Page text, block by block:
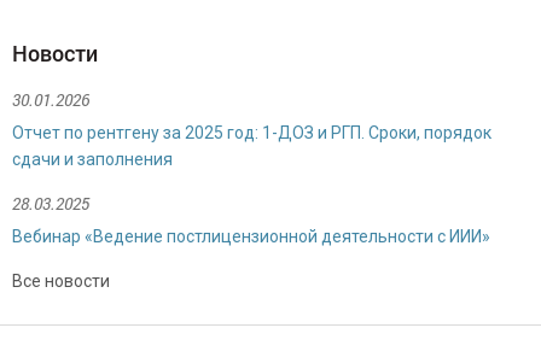
Новости
30.01.2026
Отчет по рентгену за 2025 год: 1-ДОЗ и РГП. Сроки, порядок
сдачи и заполнения
28.03.2025
Вебинар «Ведение постлицензионной деятельности с ИИИ»
Все новости